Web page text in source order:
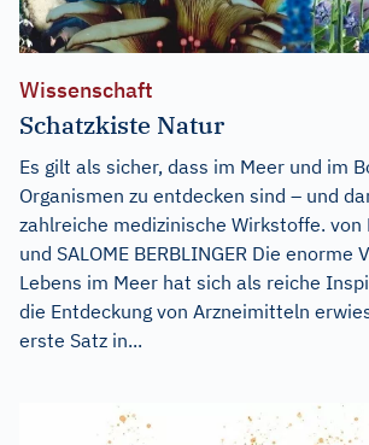
Wissenschaft
Schatzkiste Natur
Es gilt als sicher, dass im Meer und im
Organismen zu entdecken sind – und
zahlreiche medizinische Wirkstoffe. von
und SALOME BERBLINGER Die enorme
Lebens im Meer hat sich als reiche
die Entdeckung von Arzneimitteln
erste Satz in...